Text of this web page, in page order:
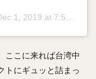
1, 2019 at 7:52pm PST
ここに来れば台湾中
トにギュッと詰まっ